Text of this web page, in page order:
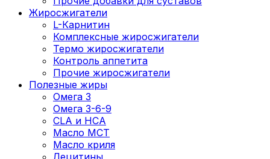
Жиросжигатели
L-Карнитин
Комплексные жиросжигатели
Термо жиросжигатели
Контроль аппетита
Прочие жиросжигатели
Полезные жиры
Омега 3
Омега 3-6-9
CLA и HCA
Масло МСТ
Масло криля
Лецитины